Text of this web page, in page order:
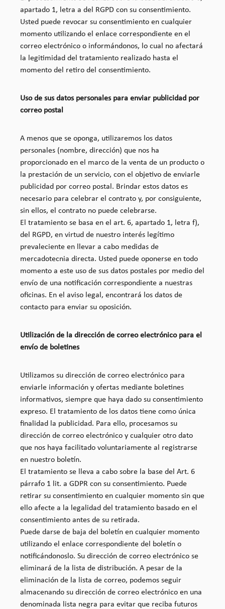
apartado 1, letra a del RGPD con su consentimiento.
Usted puede revocar su consentimiento en cualquier
momento utilizando el enlace correspondiente en el
correo electrónico o informándonos, lo cual no afectará
la legitimidad del tratamiento realizado hasta el
momento del retiro del consentimiento.
Uso de sus datos personales para enviar publicidad por
correo postal
A menos que se oponga, utilizaremos los datos
personales (nombre, dirección) que nos ha
proporcionado en el marco de la venta de un producto o
la prestación de un servicio, con el objetivo de enviarle
publicidad por correo postal. Brindar estos datos es
necesario para celebrar el contrato y, por consiguiente,
sin ellos, el contrato no puede celebrarse.
El tratamiento se basa en el art. 6, apartado 1, letra f),
del RGPD, en virtud de nuestro interés legítimo
prevaleciente en llevar a cabo medidas de
mercadotecnia directa. Usted puede oponerse en todo
momento a este uso de sus datos postales por medio del
envío de una notificación correspondiente a nuestras
oficinas. En el aviso legal, encontrará los datos de
contacto para enviar su oposición.
Utilización de la dirección de correo electrónico para el
envío de boletines
Utilizamos su dirección de correo electrónico para
enviarle información y ofertas mediante boletines
informativos, siempre que haya dado su consentimiento
expreso. El tratamiento de los datos tiene como única
finalidad la publicidad. Para ello, procesamos su
dirección de correo electrónico y cualquier otro dato
que nos haya facilitado voluntariamente al registrarse
en nuestro boletín.
El tratamiento se lleva a cabo sobre la base del Art. 6
párrafo 1 lit. a GDPR con su consentimiento. Puede
retirar su consentimiento en cualquier momento sin que
ello afecte a la legalidad del tratamiento basado en el
consentimiento antes de su retirada.
Puede darse de baja del boletín en cualquier momento
utilizando el enlace correspondiente del boletín o
notificándonoslo. Su dirección de correo electrónico se
eliminará de la lista de distribución. A pesar de la
eliminación de la lista de correo, podemos seguir
almacenando su dirección de correo electrónico en una
denominada lista negra para evitar que reciba futuros